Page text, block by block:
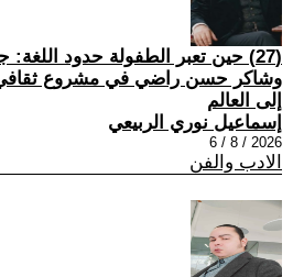
(27) حين تعبر الطفولة حدود
وشاكر حسن راضي في مشروع ثقافي
إلى العالم
إسماعيل نوري الربيعي
2026 / 8 / 6
الادب والفن